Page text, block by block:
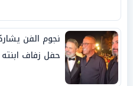
نجوم الفن
حفل زفاف ابنته